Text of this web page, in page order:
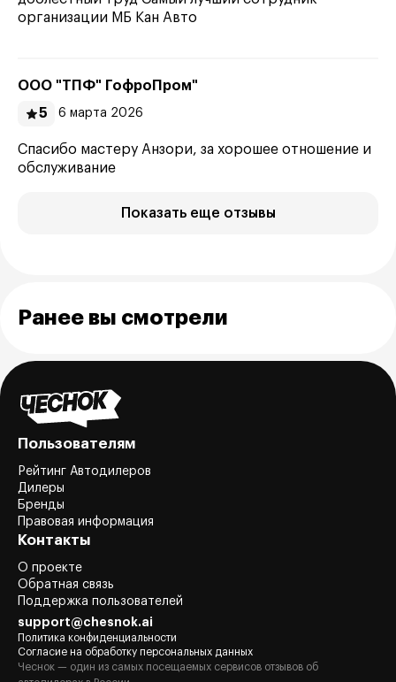
организации МБ Кан Авто
ООО "ТПФ" ГофроПром"
5
6 марта 2026
Спасибо мастеру Анзори, за хорошее отношение и
обслуживание
Показать еще отзывы
Ранее вы смотрели
Пользователям
Рейтинг Автодилеров
Дилеры
Бренды
Правовая информация
Контакты
О проекте
Обратная связь
Поддержка пользователей
support@chesnok.ai
Политика конфиденциальности
Согласие на обработку персональных данных
Чеснок — один из самых посещаемых сервисов отзывов об